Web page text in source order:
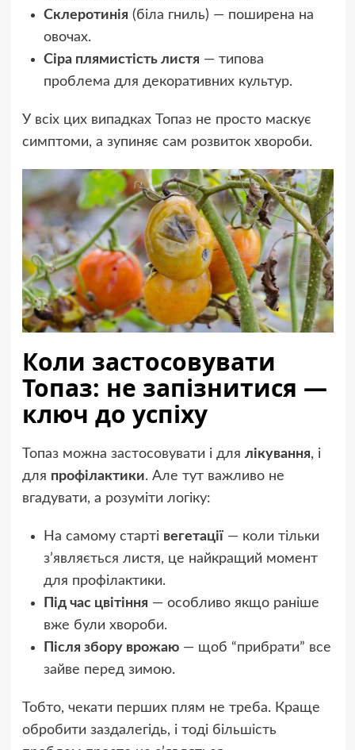
Склеротинія (біла гниль) — поширена на
овочах.
Сіра плямистість листя — типова
проблема для декоративних культур.
У всіх цих випадках Топаз не просто маскує
симптоми, а зупиняє сам розвиток хвороби.
Коли застосовувати
Топаз: не запізнитися —
ключ до успіху
Топаз можна застосовувати і для лікування, і
для профілактики. Але тут важливо не
вгадувати, а розуміти логіку:
На самому старті вегетації— коли тільки
з’являється листя, це найкращий момент
для профілактики.
Під час цвітіння — особливо якщо раніше
вже були хвороби.
Після збору врожаю— щоб “прибрати” все
зайве перед зимою.
Тобто, чекати перших плям не треба. Краще
обробити заздалегідь, і тоді більшість